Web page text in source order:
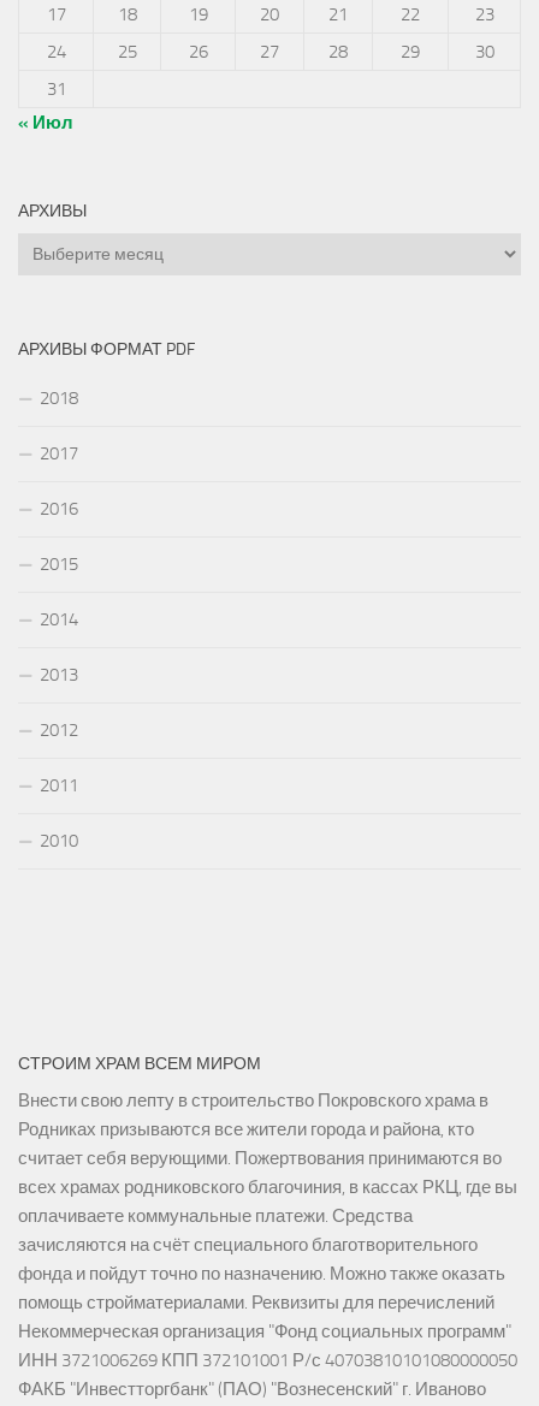
17
18 19 20 21 22
23
24
25 26 27 28 29
30
31
« Июл
АРХИВЫ
Архивы
АРХИВЫ ФОРМАТ PDF
2018
2017
2016
2015
2014
2013
2012
2011
2010
СТРОИМ ХРАМ ВСЕМ МИРОМ
Внести свою лепту в строительство Покровского храма в
Родниках призываются все жители города и района, кто
считает себя верующими. Пожертвования принимаются во
всех храмах родниковского благочиния, в кассах РКЦ, где вы
оплачиваете коммунальные платежи. Средства
зачисляются на счёт специального благотворительного
фонда и пойдут точно по назначению. Можно также оказать
помощь стройматериалами. Реквизиты для перечислений
Некоммерческая организация "Фонд социальных программ"
ИНН 3721006269 КПП 372101001 Р/с 40703810101080000050
ФАКБ "Инвестторгбанк" (ПАО) "Вознесенский" г. Иваново